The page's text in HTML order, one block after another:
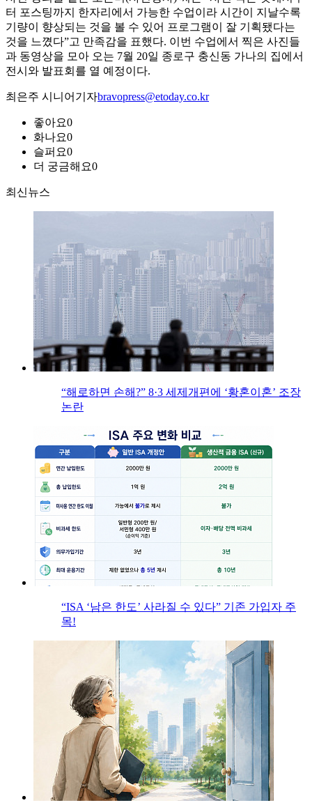
터 포스팅까지 한자리에서 가능한 수업이라 시간이 지날수록
기량이 향상되는 것을 볼 수 있어 프로그램이 잘 기획됐다는
것을 느꼈다”고 만족감을 표했다. 이번 수업에서 찍은 사진들
과 동영상을 모아 오는 7월 20일 종로구 충신동 가나의 집에서
전시와 발표회를 열 예정이다.
최은주 시니어기자bravopress@etoday.co.kr
좋아요0
화나요0
슬퍼요0
더 궁금해요0
최신뉴스
“해로하면 손해?” 8·3 세제개편에 ‘황혼이혼’ 조장
논란
“ISA ‘남은 한도’ 사라질 수 있다” 기존 가입자 주
목!